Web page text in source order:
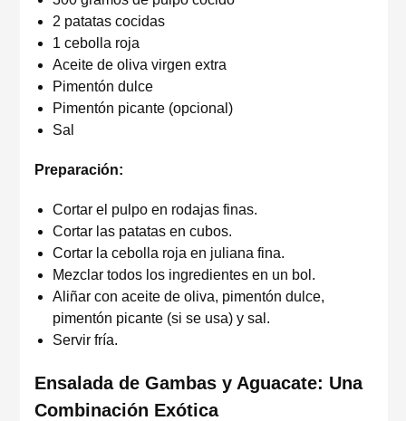
2 patatas cocidas
1 cebolla roja
Aceite de oliva virgen extra
Pimentón dulce
Pimentón picante (opcional)
Sal
Preparación:
Cortar el pulpo en rodajas finas.
Cortar las patatas en cubos.
Cortar la cebolla roja en juliana fina.
Mezclar todos los ingredientes en un bol.
Aliñar con aceite de oliva, pimentón dulce,
pimentón picante (si se usa) y sal.
Servir fría.
Ensalada de Gambas y Aguacate: Una
Combinación Exótica